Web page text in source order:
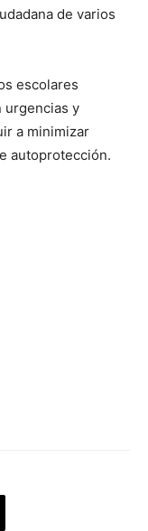
de varios
escolares
urgencias y
a minimizar
autoprotección.